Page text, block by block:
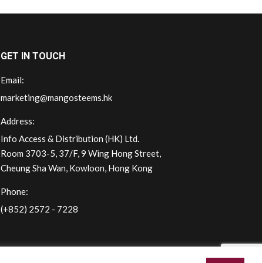
GET IN TOUCH
Email:
marketing@mangosteems.hk
Address:
Info Access & Distribution (HK) Ltd.
Room 3703-5, 37/F, 9 Wing Hong Street,
Cheung Sha Wan, Kowloon, Hong Kong
Phone:
(+852) 2572 - 7228